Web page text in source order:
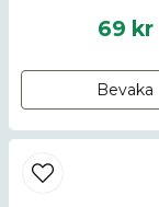
69 kr
Bevaka